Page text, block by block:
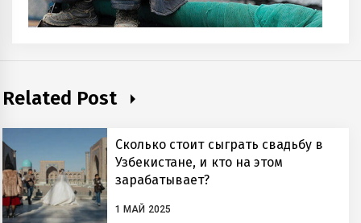
Related Post
Сколько стоит сыграть свадьбу в
Узбекистане, и кто на этом
зарабатывает?
1 МАЙ 2025